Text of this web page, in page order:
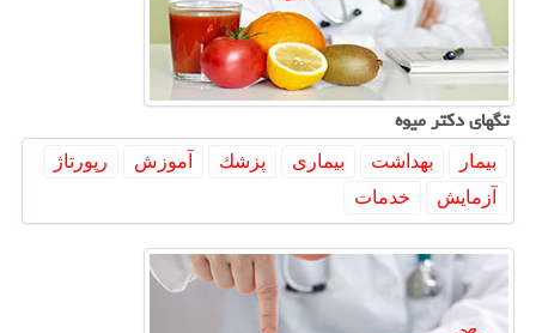
تگهای دكتر میوه
بیمار بهداشت بیماری پزشك آموزش
رپورتاژ
آزمایش
خدمات